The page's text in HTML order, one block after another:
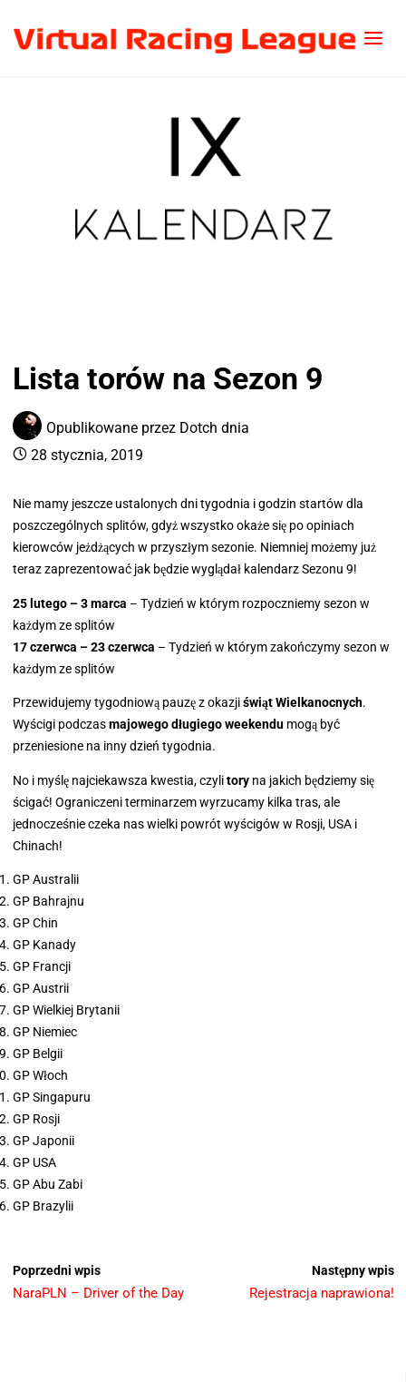
Lista torów na Sezon 9
Opublikowane przez Dotch dnia
28 stycznia, 2019
Nie mamy jeszcze ustalonych dni tygodnia i godzin startów dla
poszczególnych splitów, gdyż wszystko okaże się po opiniach
kierowców jeżdżących w przyszłym sezonie. Niemniej możemy już
teraz zaprezentować jak będzie wyglądał kalendarz Sezonu 9!
25 lutego – 3 marca – Tydzień w którym rozpoczniemy sezon w
każdym ze splitów
17 czerwca – 23 czerwca – Tydzień w którym zakończymy sezon w
każdym ze splitów
Przewidujemy tygodniową pauzę z okazjiświąt Wielkanocnych.
Wyścigi podczasmajowego długiego weekendumogą być
przeniesione na inny dzień tygodnia.
No i myślę najciekawsza kwestia, czylitoryna jakich będziemy się
ścigać! Ograniczeni terminarzem wyrzucamy kilka tras, ale
jednocześnie czeka nas wielki powrót wyścigów w Rosji, USA i
Chinach!
GP Australii
GP Bahrajnu
GP Chin
GP Kanady
GP Francji
GP Austrii
GP Wielkiej Brytanii
GP Niemiec
GP Belgii
GP Włoch
GP Singapuru
GP Rosji
GP Japonii
GP USA
GP Abu Zabi
GP Brazylii
Poprzedni wpis
NaraPLN – Driver of the Day
Następny wpis
Rejestracja naprawiona!